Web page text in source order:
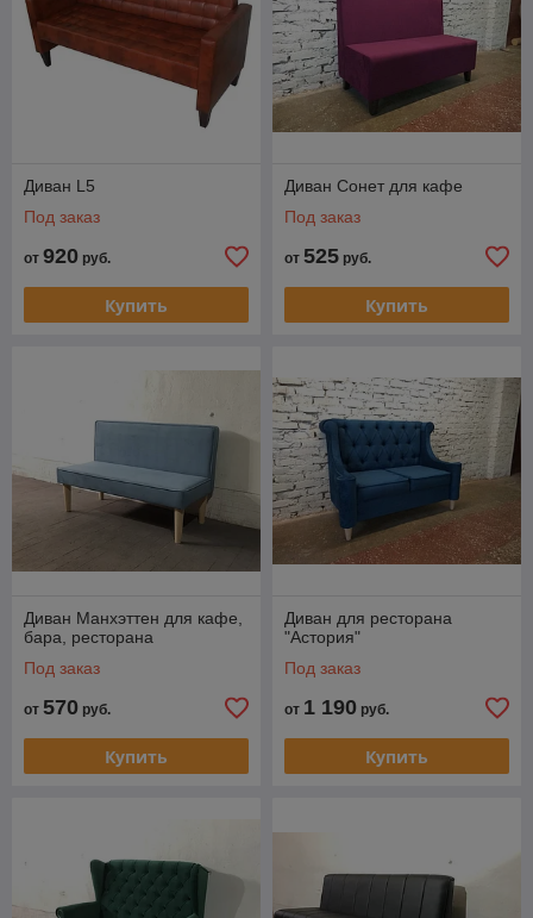
Диван L5
Под заказ
от 920 руб.
Купить
Диван Сонет для кафе
Под заказ
от 525 руб.
Купить
Диван Манхэттен для кафе,
бара, ресторана
Под заказ
от 570 руб.
Купить
Диван для ресторана
"Астория"
Под заказ
от 1 190 руб.
Купить